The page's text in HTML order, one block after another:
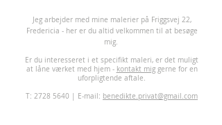
eg arbejder med mine malerier på Friggsvej 22,
Fredericia - her er du altid velkommen til at besøge
mig.
Er du interesseret i et specifikt maleri, er det muligt
at låne værket med hjem - kontakt miggerne for en
uforpligtende aftale.
T: 2728 5640 | E-mail: benedikte.privat@gmail.com